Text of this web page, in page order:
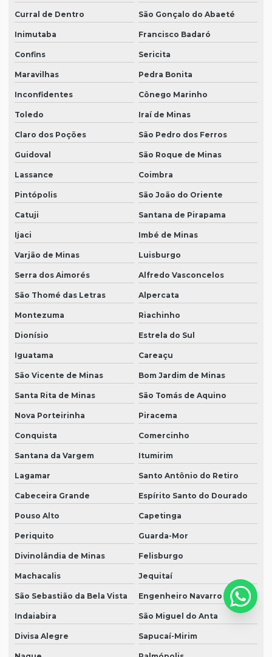
Curral de Dentro São Gonçalo do Abaeté
Inimutaba Francisco Badaró
Confins Sericita
Maravilhas Pedra Bonita
Inconfidentes Cônego Marinho
Toledo Iraí de Minas
Claro dos Poções São Pedro dos Ferros
Guidoval São Roque de Minas
Lassance Coimbra
Pintópolis São João do Oriente
Catuji Santana de Pirapama
Ijaci Imbé de Minas
Varjão de Minas Luisburgo
Serra dos Aimorés Alfredo Vasconcelos
São Thomé das Letras Alpercata
Montezuma Riachinho
Dionísio Estrela do Sul
Iguatama Careaçu
São Vicente de Minas Bom Jardim de Minas
Santa Rita de Minas São Tomás de Aquino
Nova Porteirinha Piracema
Conquista Comercinho
Santana da Vargem Itumirim
Lagamar Santo Antônio do Retiro
Cabeceira Grande Espírito Santo do Dourado
Pouso Alto Capetinga
Periquito Guarda-Mor
Divinolândia de Minas Felisburgo
Machacalis Jequitaí
São Sebastião da Bela Vista Engenheiro Navarro
Indaiabira São Miguel do Anta
Divisa Alegre Sapucaí-Mirim